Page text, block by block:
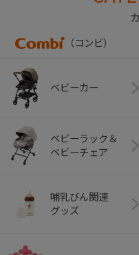
（コンビ）
ベビーカー
ベビーラック＆
ベビーチェア
哺乳びん関連
グッズ